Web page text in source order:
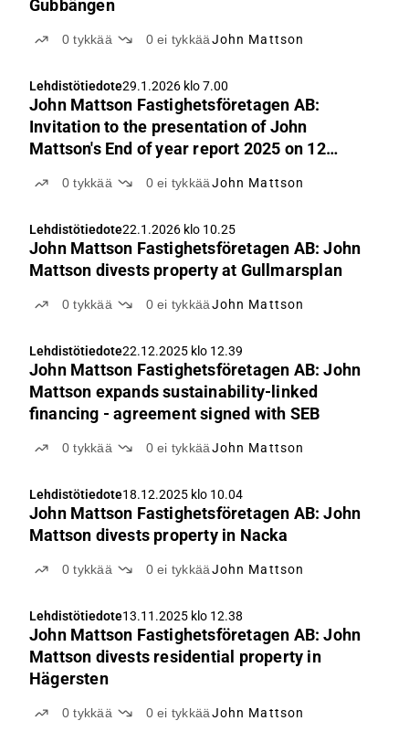
Gubbängen
0tykkää 0ei tykkääJohn Mattson
Lehdistötiedote29.1.2026 klo 7.00
John Mattson Fastighetsföretagen AB:
Invitation to the presentation of John
Mattson's End of year report 2025 on 12
0tykkää 0ei tykkääJohn Mattson
Lehdistötiedote22.1.2026 klo 10.25
John Mattson Fastighetsföretagen AB: John
Mattson divests property at Gullmarsplan
0tykkää 0ei tykkääJohn Mattson
Lehdistötiedote22.12.2025 klo 12.39
John Mattson Fastighetsföretagen AB: John
Mattson expands sustainability-linked
financing - agreement signed with SEB
0tykkää 0ei tykkääJohn Mattson
Lehdistötiedote18.12.2025 klo 10.04
John Mattson Fastighetsföretagen AB: John
Mattson divests property in Nacka
0tykkää 0ei tykkääJohn Mattson
Lehdistötiedote13.11.2025 klo 12.38
John Mattson Fastighetsföretagen AB: John
Mattson divests residential property in
Hägersten
0tykkää 0ei tykkääJohn Mattson